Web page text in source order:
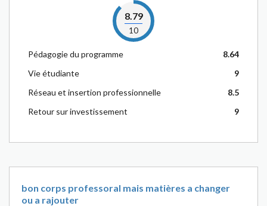
8.79
10
Pédagogie du programme
8.64
Vie étudiante
9
Réseau et insertion professionnelle
8.5
Retour sur investissement
9
bon corps professoral mais matières a changer
ou a rajouter